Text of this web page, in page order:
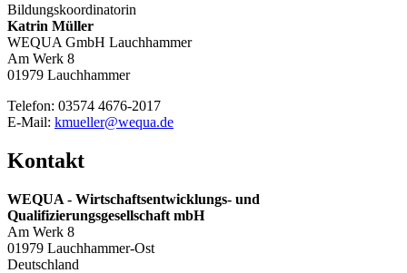
Bildungskoordinatorin
Katrin Müller
WEQUA GmbH Lauchhammer
Am Werk 8
01979 Lauchhammer
Telefon: 03574 4676-2017
E-Mail: kmueller@wequa.de
Kontakt
WEQUA - Wirtschaftsentwicklungs- und
Qualifizierungsgesellschaft mbH
Am Werk 8
01979 Lauchhammer-Ost
Deutschland